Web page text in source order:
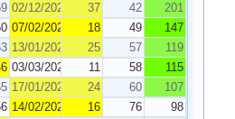
02/12/2022 37 42
201
07/02/2023 18 49
147
13/01/2023 25 57
119
03/03/2023 11 58
115
17/01/2023 24 60
107
14/02/2023 16 76
98